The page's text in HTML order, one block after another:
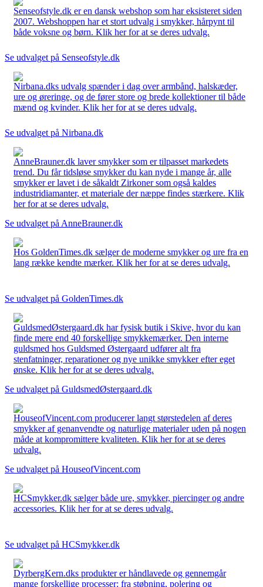
Senseofstyle.dk er en dansk webshop som har eksisteret siden
2007. Webshoppen har et stort udvalg i smykker, hårpynt til
både voksne og børn. Klik her for at se deres udvalg.
Se udvalget på Senseofstyle.dk
Nirbana.dks udvalg spænder i dag over armbånd, halskæder,
ure og øreringe, og de fører store og brede kollektioner til både
mænd og kvinder. Klik her for at se deres udvalg.
Se udvalget på Nirbana.dk
AnneBrauner.dk laver smykker som er tilpasset markedets
trend. Du får tidsløse smykker du kan nyde i mange år, alle
smykker er lavet i de såkaldt Zirkoner som også kaldes
industridiamanter, et materiale der næppe findes stærkere. Klik
her for at se deres udvalg.
Se udvalget på AnneBrauner.dk
Hos GoldenTimes.dk sælger de moderne smykker og ure fra en
lang række kendte mærker. Klik her for at se deres udvalg.
Se udvalget på GoldenTimes.dk
GuldsmedØstergaard.dk har fysisk butik i Skive, hvor du kan
finde mere end 40 forskellige smykkemærker. Den interne
guldsmed hos Guldsmed Østergaard udfører alt fra
stenfatninger, reparationer og nye unikke smykker efter eget
ønske. Klik her for at se deres udvalg.
Se udvalget på GuldsmedØstergaard.dk
HouseofVincent.com producerer langt størstedelen af deres
smykker af genanvendte og naturlige materialer uden på nogen
måde at kompromittere kvaliteten. Klik her for at se deres
udvalg.
Se udvalget på HouseofVincent.com
HCSmykker.dk sælger både ure, smykker, piercinger og andre
accessories. Klik her for at se deres udvalg.
Se udvalget på HCSmykker.dk
DyrbergKern.dks produkter er håndlavede og gennemgår
mange forskellige processer: fra støbning, polering og